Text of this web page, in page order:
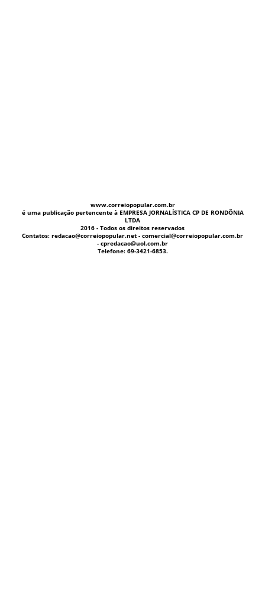
www.correiopopular.com.br
é uma publicação pertencente à EMPRESA JORNALÍSTICA CP DE RONDÔNIA
LTDA
2016 - Todos os direitos reservados
Contatos: redacao@correiopopular.net - comercial@correiopopular.com.br
- cpredacao@uol.com.br
Telefone: 69-3421-6853.